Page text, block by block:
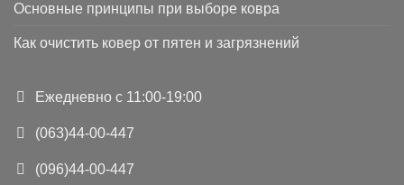
Основные принципы при выборе ковра
Как очистить ковер от пятен и загрязнений
Ежедневно с 11:00-19:00
(063)44-00-447
(096)44-00-447